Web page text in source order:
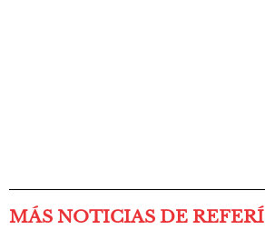
MÁS NOTICIAS DE REFERÍ